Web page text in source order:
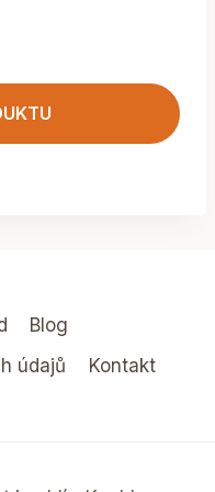
Blog
údajů
Kontakt